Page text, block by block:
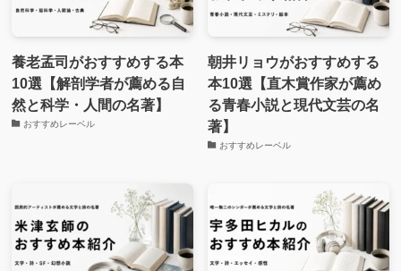
養老孟司がおすすめする本
10選【解剖学者が薦める自
然と科学・人間の名著】
おすすめレーベル
朝井リョウがおすすめする
本10選【直木賞作家が薦め
る青春小説と現代文芸の名
著】
おすすめレーベル